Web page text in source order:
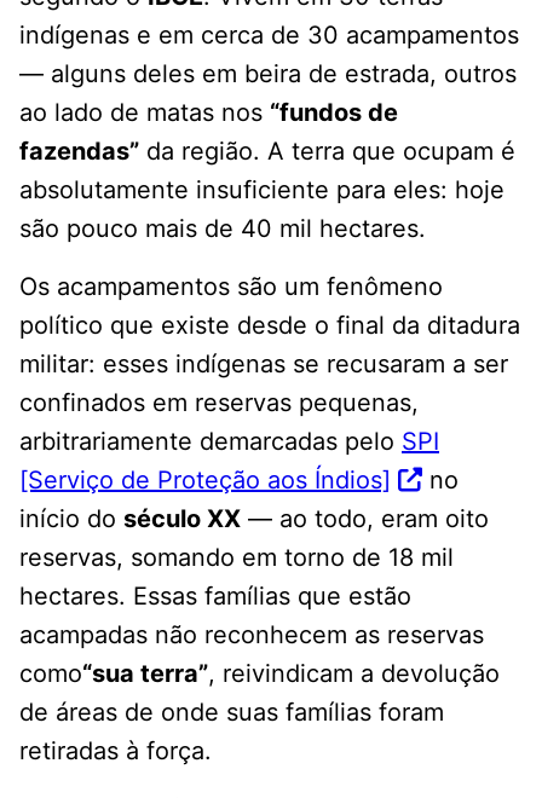
indígenas e em cerca de 30 acampamentos
— alguns deles em beira de estrada, outros
ao lado de matas nos “fundos de
fazendas” da região. A terra que ocupam é
absolutamente insuficiente para eles: hoje
são pouco mais de 40 mil hectares.
Os acampamentos são um fenômeno
político que existe desde o final da ditadura
militar: esses indígenas se recusaram a ser
confinados em reservas pequenas,
arbitrariamente demarcadas pelo SPI
[Serviço de Proteção aos Índios]
no
início do século XX — ao todo, eram oito
reservas, somando em torno de 18 mil
hectares. Essas famílias que estão
acampadas não reconhecem as reservas
como“sua terra”, reivindicam a devolução
de áreas de onde suas famílias foram
retiradas à força.